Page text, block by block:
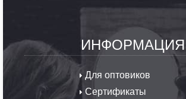
ИНФОРМАЦИЯ
Для оптовиков
Сертификаты